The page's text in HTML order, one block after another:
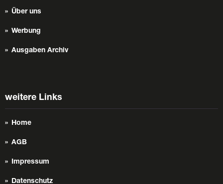
Über uns
Werbung
Ausgaben Archiv
weitere Links
Home
AGB
Impressum
Datenschutz